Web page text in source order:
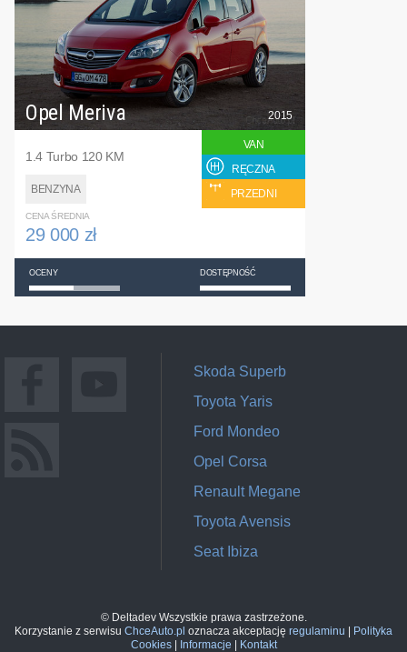
Opel Meriva
1.4 Turbo 120 KM
BENZYNA
2015
VAN
RĘCZNA
PRZEDNI
CENA ŚREDNIA
29 000 zł
OCENY DOSTĘPNOŚĆ
Skoda Superb
Toyota Yaris
Ford Mondeo
Opel Corsa
Renault Megane
Toyota Avensis
Seat Ibiza
© Deltadev Wszystkie prawa zastrzeżone.
Korzystanie z serwisu ChceAuto.pl oznacza akceptację regulaminu
Polityka
Cookies| Informacje Kontakt